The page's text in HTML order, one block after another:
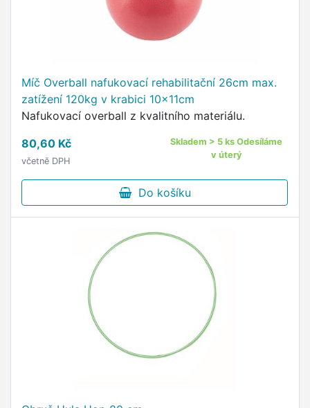
Míč Overball nafukovací rehabilitační 26cm max.
zatížení 120kg v krabici 10x11cm
Nafukovací overball z kvalitního materiálu.
80,60 Kč
včetně DPH
Skladem > 5 ks Odesíláme
v úterý
Do košíku